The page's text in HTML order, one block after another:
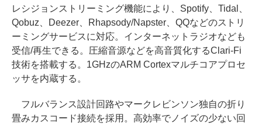
レシジョンストリーミング機能により、Spotify、Tidal、
Qobuz、Deezer、Rhapsody/Napster、QQなどのストリ
ーミングサービスに対応。インターネットラジオなども
受信/再生できる。圧縮音源などを高音質化するClari-Fi
技術を搭載する。1GHzのARM Cortexマルチコアプロセ
ッサを内蔵する。
フルバランス設計回路やマークレビンソン独自の折り
畳みカスコード接続を採用。高効率でノイズの少ない回